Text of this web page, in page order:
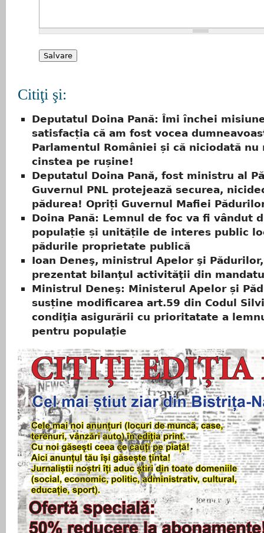
Citiţi şi:
Deputatul Doina Pană: Îmi închei
satisfacția că am fost vocea
Parlamentul României și că niciodată nu
cinstea pe rușine!
Deputatul Doina Pană, fost ministru al
Guvernul PNL protejează securea,
pădurea! Opriți Guvernul Mafiei
Doina Pană: Lemnul de foc va fi vândut
populație și unitățile de interes public
pădurile proprietate publică
Ioan Deneş, ministrul Apelor şi
prezentat bilanţul activităţii din
Ministrul Deneş: Ministerul Apelor și
susține modificarea art.59 din Codul
condiţia asigurării cu prioritatate a
pentru populaţie